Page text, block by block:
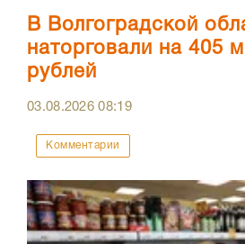
В Волгоградской
наторговали на 405
рублей
03.08.202608:19
Комментарии